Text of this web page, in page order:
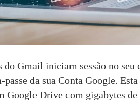
do Gmail iniciam sessão no
da sua Conta Google.
Google Drive com gigabytes